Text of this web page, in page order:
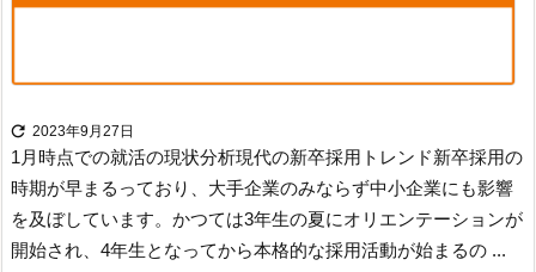
 2023年9月27日
1月時点での就活の現状分析現代の新卒採用トレンド新卒採用の
時期が早まるっており、大手企業のみならず中小企業にも影響
を及ぼしています。かつては3年生の夏にオリエンテーションが
開始され、4年生となってから本格的な採用活動が始まるの ...